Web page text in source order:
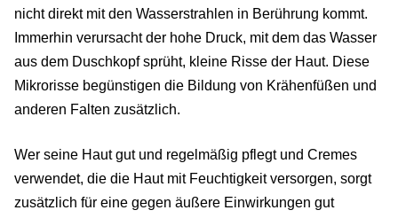
nicht direkt mit den Wasserstrahlen in Berührung kommt.
Immerhin verursacht der hohe Druck, mit dem das Wasser
aus dem Duschkopf sprüht, kleine Risse der Haut. Diese
Mikrorisse begünstigen die Bildung von Krähenfüßen und
anderen Falten zusätzlich.
Wer seine Haut gut und regelmäßig pflegt und Cremes
verwendet, die die Haut mit Feuchtigkeit versorgen, sorgt
zusätzlich für eine gegen äußere Einwirkungen gut